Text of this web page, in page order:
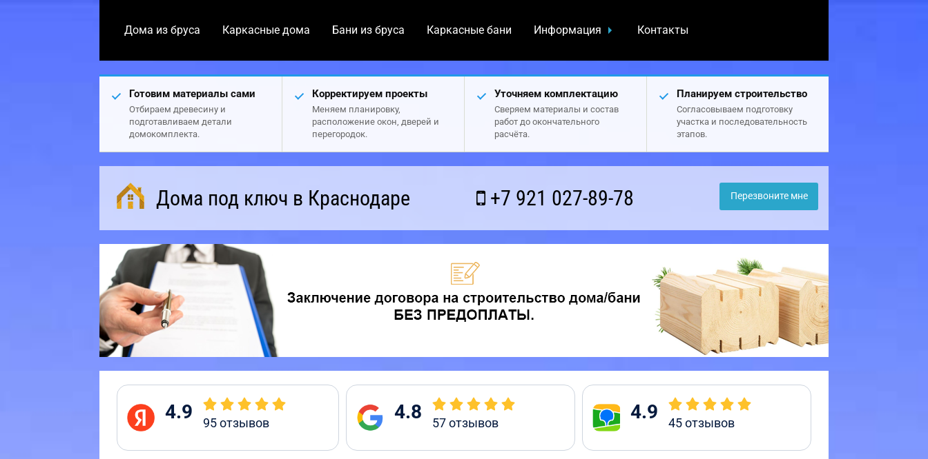
Дома из бруса Каркасные дома Бани из бруса Каркасные бани Информация Контакты
Готовим материалы сами
Отбираем древесину и
подготавливаем детали
домокомплекта.
Корректируем проекты
Меняем планировку,
расположение окон, дверей и
перегородок.
Уточняем комплектацию
Сверяем материалы и состав
работ до окончательного
расчёта.
Планируем строительство
Согласовываем подготовку
участка и последовательность
этапов.
Дома под ключ в Краснодаре +7 921 027-89-78 Перезвоните мне
4.9 95отзывов 4.8 57отзывов 4.9 45отзывов